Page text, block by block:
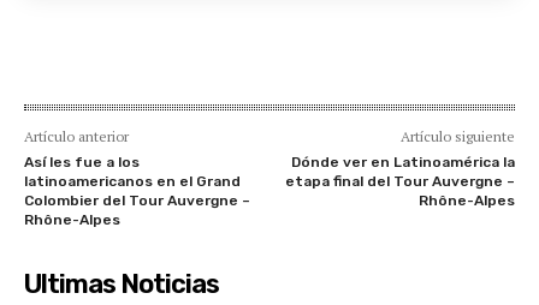
Artículo anterior
Así les fue a los
latinoamericanos en el Grand
Colombier del Tour Auvergne –
Rhône-Alpes
Artículo siguiente
Dónde ver en Latinoamérica la
etapa final del Tour Auvergne –
Rhône-Alpes
Ultimas Noticias